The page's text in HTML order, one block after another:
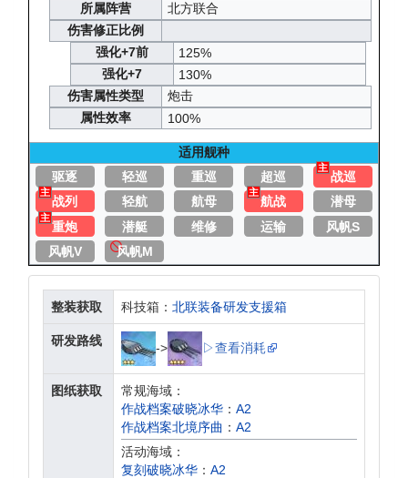
所属阵营
北方联合
伤害修正比例
强化+7前
125%
强化+7
130%
伤害属性类型
炮击
属性效率
100%
适用舰种
驱逐
轻巡 重巡 超巡
主
战巡
主
战列 轻航 航母
主
航战 潜母
主
重炮 潜艇 维修 运输
风帆S
风帆V
风帆M
整装获取 科技箱： 北联装备研发支援箱
研发路线 -> ▷查看消耗
图纸获取
常规海域：
作战档案破晓冰华 ： A2
作战档案北境序曲 ： A2
活动海域：
复刻破晓冰华 ： A2